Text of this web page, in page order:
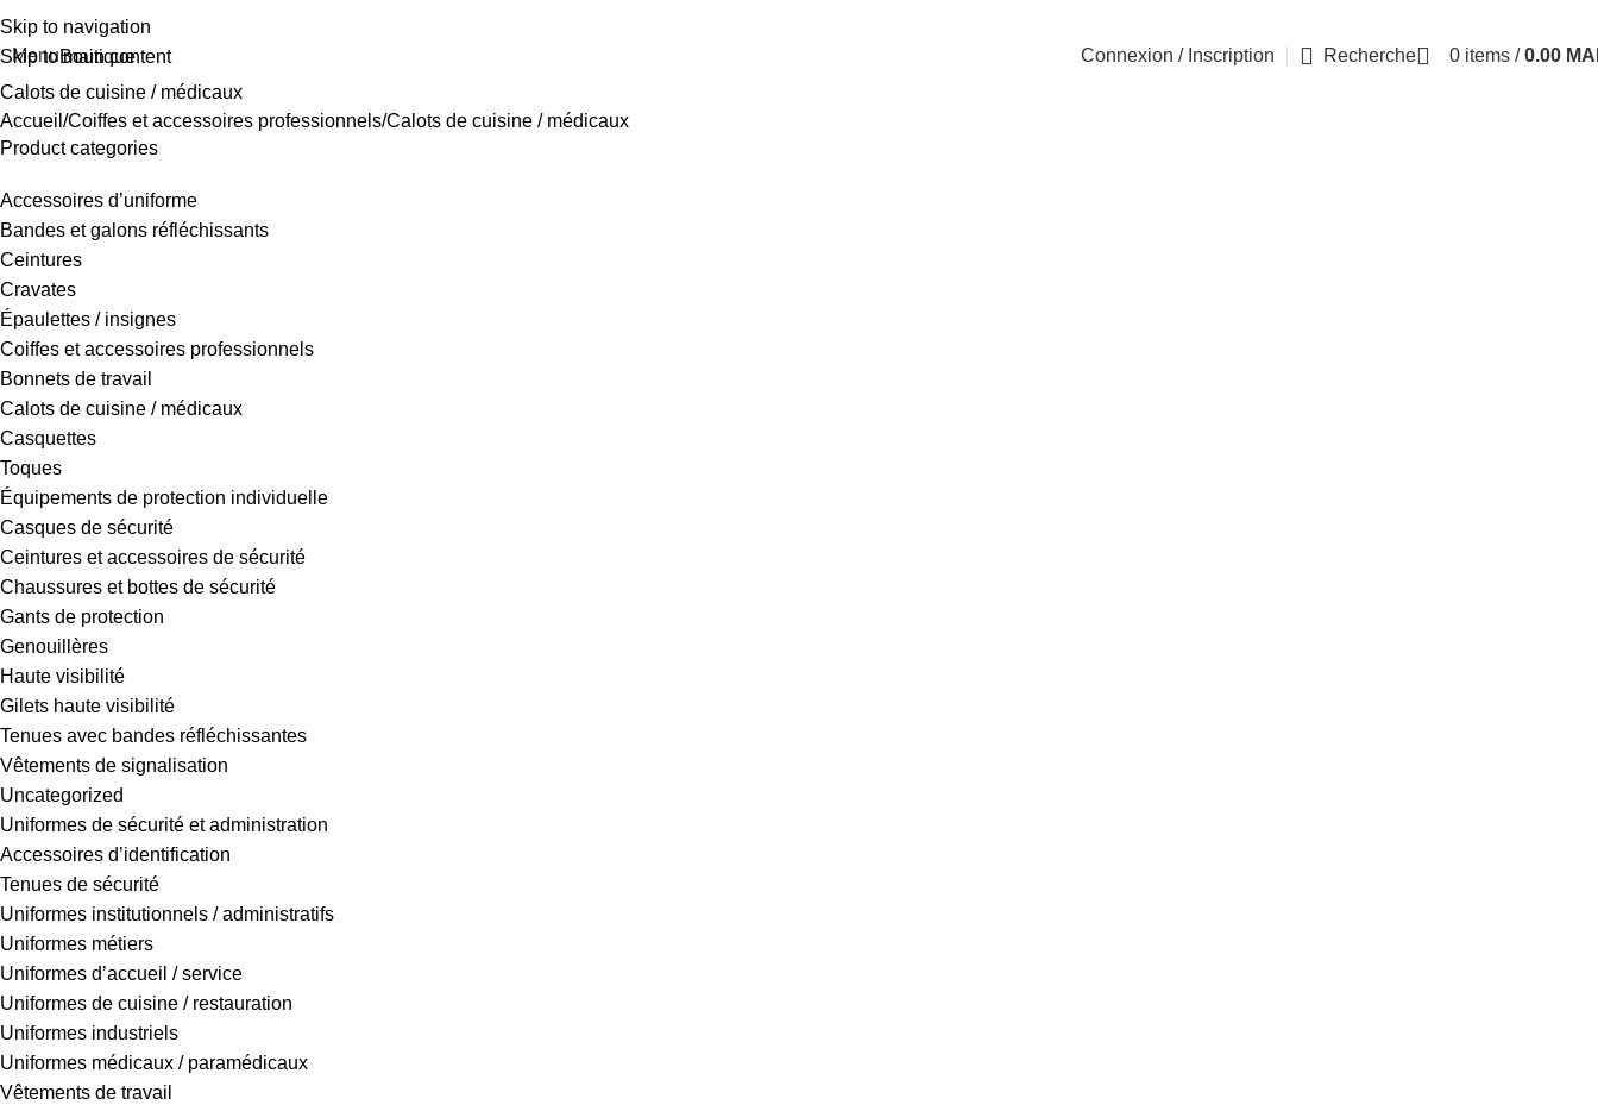
Skip to navigation
Skip to main content
MenuBoutique Connexion / Inscription Recherche 0 items / 0.00
Calots de cuisine / médicaux
Accueil Coiffes et accessoires professionnels Calots de cuisine / médicaux
Product categories
Accessoires d’uniforme
Bandes et galons réfléchissants
Ceintures
Cravates
Épaulettes / insignes
Coiffes et accessoires professionnels
Bonnets de travail
Calots de cuisine / médicaux
Casquettes
Toques
Équipements de protection individuelle
Casques de sécurité
Ceintures et accessoires de sécurité
Chaussures et bottes de sécurité
Gants de protection
Genouillères
Haute visibilité
Gilets haute visibilité
Tenues avec bandes réfléchissantes
Vêtements de signalisation
Uncategorized
Uniformes de sécurité et administration
Accessoires d’identification
Tenues de sécurité
Uniformes institutionnels / administratifs
Uniformes métiers
Uniformes d’accueil / service
Uniformes de cuisine / restauration
Uniformes industriels
Uniformes médicaux / paramédicaux
Vêtements de travail